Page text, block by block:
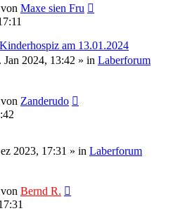
von Maxe sien Fru
am 13.01.2024
Jan 2024, 13:42 » in Laberforum
von Zanderudo
2023, 17:31 » in Laberforum
von Bernd R.